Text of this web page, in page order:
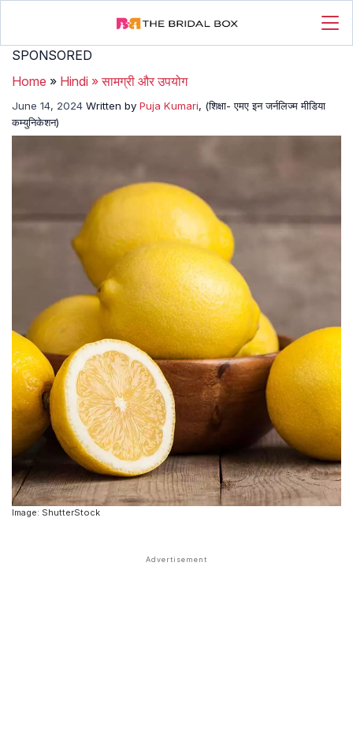
SPONSORED
Home » Hindi »सामग्री और उपयोग
June 14, 2024 Written by Puja Kumari, (शिक्षा- एमए इन जर्नलिज्म मीडिया
कम्युनिकेशन)
Image: ShutterStock